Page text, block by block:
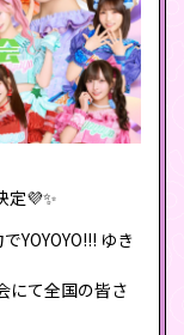
定💜✨
YOYOYO!!! ゆき
にて全国の皆さ